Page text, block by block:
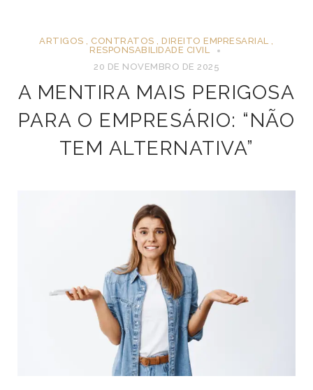
ARTIGOS , CONTRATOS ,DIREITO EMPRESARIAL ,
RESPONSABILIDADE CIVIL
20 DE NOVEMBRO DE 2025
A MENTIRA MAIS PERIGOSA
PARA O EMPRESÁRIO: “NÃO
TEM ALTERNATIVA”